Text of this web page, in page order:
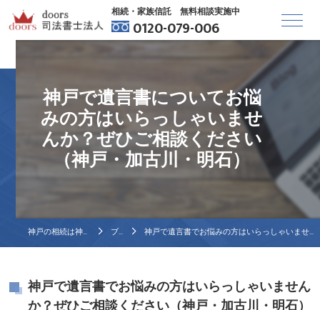
相続・家族信託 無料相談実施中
0120-079-006
神戸で遺言書についてお悩
みの方はいらっしゃいませ
んか？ぜひご相談ください
（神戸・加古川・明石）
神戸の相続は神戸相続相談センター ブログ 神戸で遺言書でお悩みの方はいらっしゃいませんか？ぜひご相談ください（神戸・加古川・明石）
神戸で遺言書でお悩みの方はいらっしゃいません